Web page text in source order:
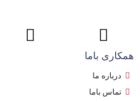
همکاری باما
درباره ما
تماس باما